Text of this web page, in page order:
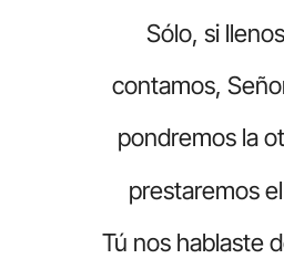
Sólo, si
contamos,
pondremos la
prestaremos
Tú nos hablaste